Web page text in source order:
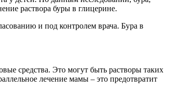
раствора буры в глицерине.
и под контролем врача. Бура в
средства. Это могут быть растворы таких
лечение мамы – это предотвратит